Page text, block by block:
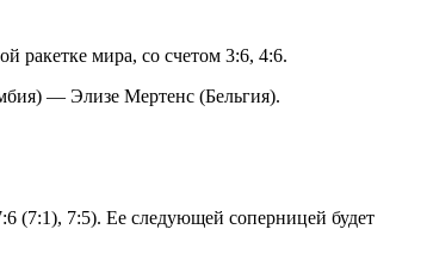
ракетке мира, со счетом 3:6, 4:6.
— Элизе Мертенс (Бельгия).
(7:1), 7:5). Ее следующей соперницей будет